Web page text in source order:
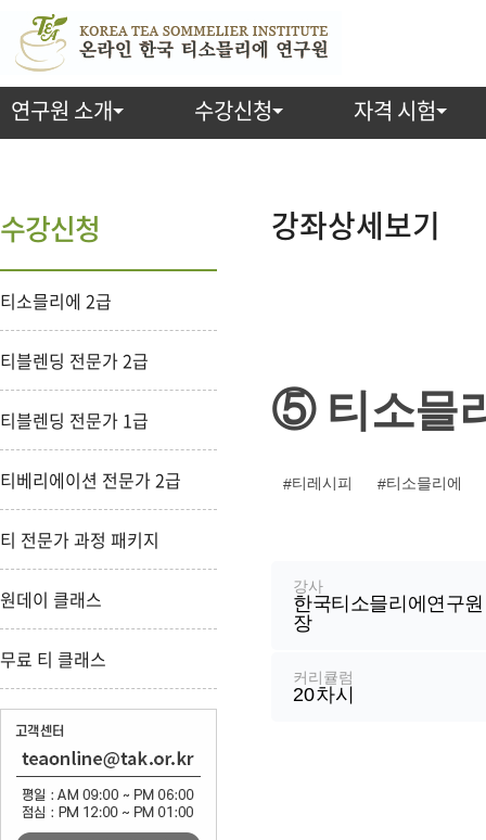
연구원 소개 수강신청 자격 시험
좌
기
강좌상세보기
⑤ 티소믈
티레시피 티소믈리에
강사
한국티소믈리에연구
장
커리큘럼
20차시
수강신청
티소믈리에 2급
티블렌딩 전문가 2급
티블렌딩 전문가 1급
티베리에이션 전문가 2급
티 전문가 과정 패키지
원데이 클래스
무료 티 클래스